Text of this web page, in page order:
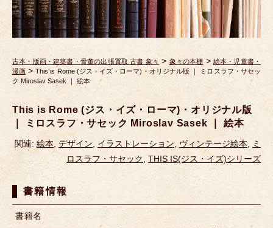
古本・版画・建築書・骨董の出張買取 古書 象々 > 象々の本棚 > 絵本・児童書・
漫画 >This is Rome (ジス・イズ・ローマ)・オリジナル版 ｜ ミロスラフ・サセッ
ク Miroslav Sasek ｜ 絵本
This is Rome (ジス・イズ・ローマ)・オリジナル版
｜ ミロスラフ・サセック Miroslav Sasek ｜ 絵本
関連: 絵本, デザイン, イラストレーション, ヴィンテージ絵本, ミ
ロスラフ・サセック, THIS IS(ジス・イズ)シリーズ
書籍情報
書籍名